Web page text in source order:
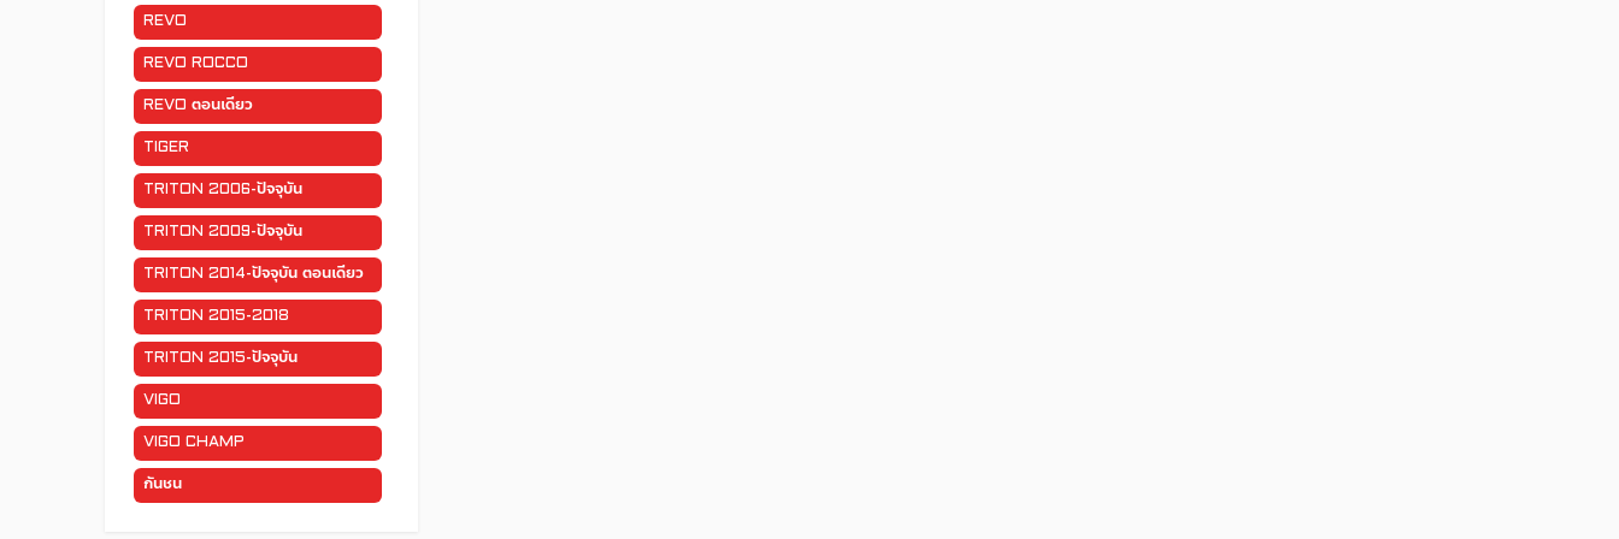
REVO
REVO ROCCO
REVO ตอนเดียว
TIGER
TRITON 2006-ปัจจุบัน
TRITON 2009-ปัจจุบัน
TRITON 2014-ปัจจุบัน ตอนเดียว
TRITON 2015-2018
TRITON 2015-ปัจจุบัน
VIGO
VIGO CHAMP
กันชน